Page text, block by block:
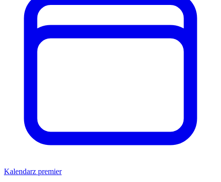
Kalendarz premier